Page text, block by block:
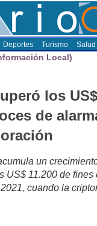
Deportes Turismo Salud
Local)
los
de
un
US$ 11.200 de fines
cuando la